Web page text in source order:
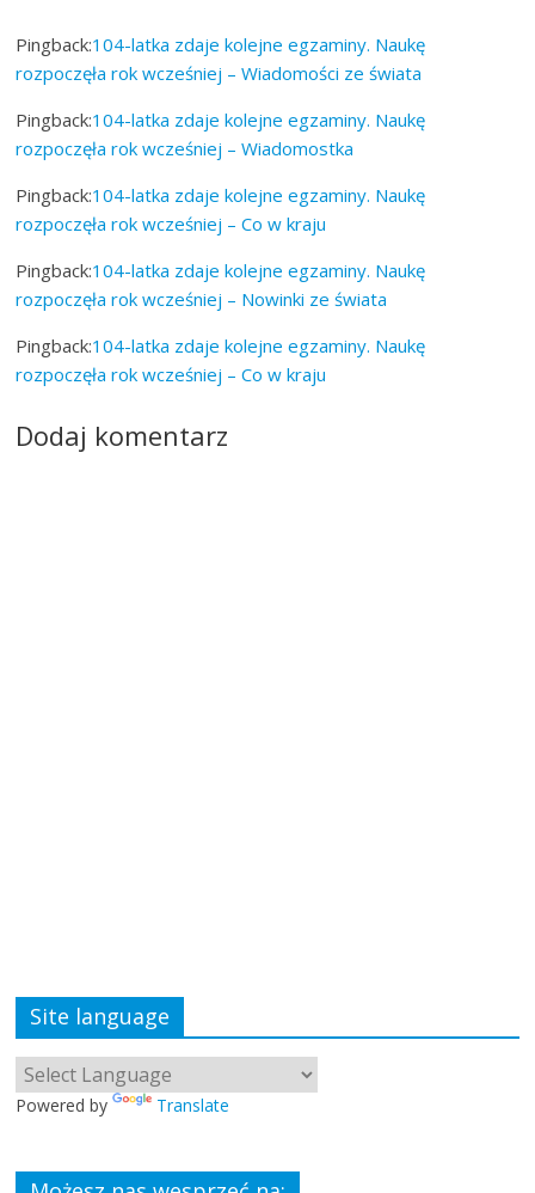
Pingback:104-latka zdaje kolejne egzaminy. Naukę
rozpoczęła rok wcześniej – Wiadomości ze świata
Pingback:104-latka zdaje kolejne egzaminy. Naukę
rozpoczęła rok wcześniej – Wiadomostka
Pingback:104-latka zdaje kolejne egzaminy. Naukę
rozpoczęła rok wcześniej – Co w kraju
Pingback:104-latka zdaje kolejne egzaminy. Naukę
rozpoczęła rok wcześniej – Nowinki ze świata
Pingback:104-latka zdaje kolejne egzaminy. Naukę
rozpoczęła rok wcześniej – Co w kraju
Dodaj komentarz
Site language
Powered by Translate